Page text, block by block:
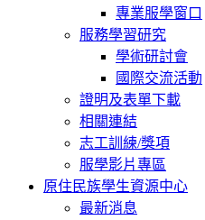
專業服學窗口
服務學習研究
學術研討會
國際交流活動
證明及表單下載
相關連結
志工訓練/獎項
服學影片專區
原住民族學生資源中心
最新消息